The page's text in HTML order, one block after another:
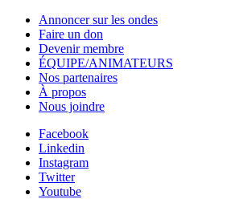
Annoncer sur les ondes
Faire un don
Devenir membre
ÉQUIPE/ANIMATEURS
Nos partenaires
À propos
Nous joindre
Facebook
Linkedin
Instagram
Twitter
Youtube